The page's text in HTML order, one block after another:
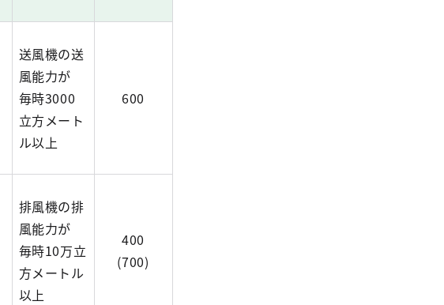
送風機の送
風能力が
毎時3000
立方メート
ル以上
600
排風機の排
風能力が
毎時10万立
方メートル
以上
400
(700)